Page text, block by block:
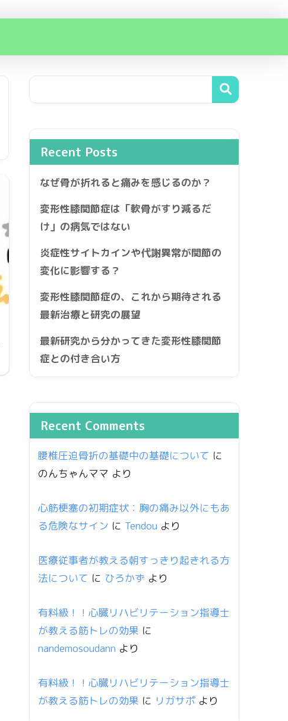
Recent Posts
なぜ骨が折れると痛みを感じるのか？
変形性膝関節症は「軟骨がすり減るだ
け」の病気ではない
炎症性サイトカインや代謝異常が関節の
変化に影響する？
変形性膝関節症の、これから期待される
最新治療と研究の展望
最新研究から分かってきた変形性膝関節
症との付き合い方
Recent Comments
腰椎圧迫骨折の基礎中の基礎について に
のんちゃんママ より
心筋梗塞の初期症状：胸の痛み以外にもあ
る危険なサイン に Tendou より
医療従事者が教える朝すっきり起きれる方
法について に ひろかず より
有料級！！心臓リハビリテーション指導士
が教える筋トレの効果 に
nandemosoudann より
有料級！！心臓リハビリテーション指導士
が教える筋トレの効果 に リガサポ より